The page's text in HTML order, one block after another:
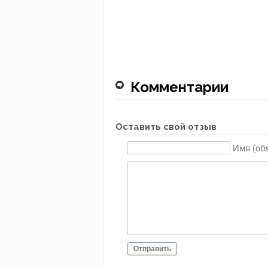
Комментарии
Оставить свой отзыв
Имя
Отправить